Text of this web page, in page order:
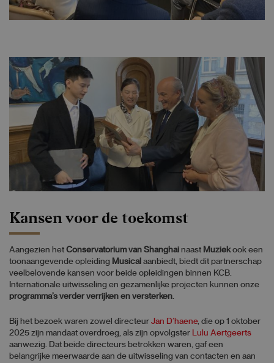
Kansen voor de toekomst
Aangezien het Conservatorium van Shanghai naast Muziekook een
toonaangevende opleiding Musical aanbiedt, biedt dit partnerschap
veelbelovende kansen voor beide opleidingen binnen KCB.
Internationale uitwisseling en gezamenlijke projecten kunnen onze
programma’s verder verrijken en versterken.
Bij het bezoek waren zowel directeur Jan D’haene, die op 1 oktober
2025 zijn mandaat overdroeg, als zijn opvolgster Lulu Aertgeerts
aanwezig. Dat beide directeurs betrokken waren, gaf een
belangrijke meerwaarde aan de uitwisseling van contacten en aan